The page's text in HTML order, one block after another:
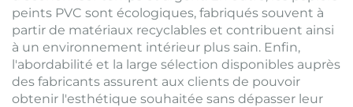
peints PVC sont écologiques, fabriqués souvent à
partir de matériaux recyclables et contribuent ainsi
à un environnement intérieur plus sain. Enfin,
l'abordabilité et la large sélection disponibles auprès
des fabricants assurent aux clients de pouvoir
obtenir l'esthétique souhaitée sans dépasser leur